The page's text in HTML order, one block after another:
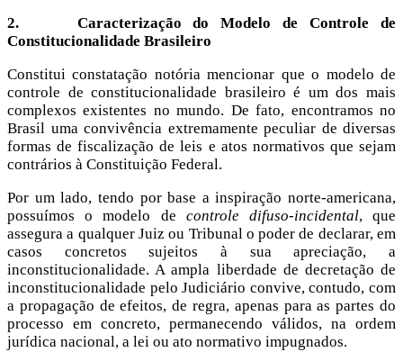
2. Caracterização do Modelo de Controle de
Constitucionalidade Brasileiro
Constitui constatação notória mencionar que o modelo de
controle de constitucionalidade brasileiro é um dos mais
complexos existentes no mundo. De fato, encontramos no
Brasil uma convivência extremamente peculiar de diversas
formas de fiscalização de leis e atos normativos que sejam
contrários à Constituição Federal.
Por um lado, tendo por base a inspiração norte-americana,
possuímos o modelo de controle difuso-incidental, que
assegura a qualquer Juiz ou Tribunal o poder de declarar, em
casos concretos sujeitos à sua apreciação, a
inconstitucionalidade. A ampla liberdade de decretação de
inconstitucionalidade pelo Judiciário convive, contudo, com
a propagação de efeitos, de regra, apenas para as partes do
processo em concreto, permanecendo válidos, na ordem
jurídica nacional, a lei ou ato normativo impugnados.